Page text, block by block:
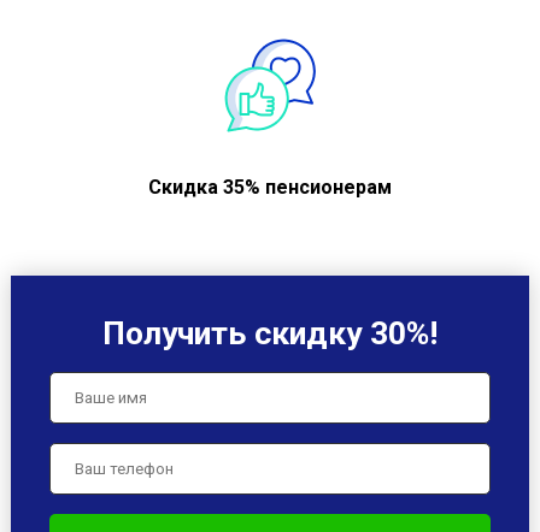
Скидка 35% пенсионерам
Получить скидку 30%!